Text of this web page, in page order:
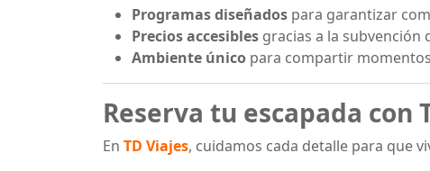
Programas diseñados para garantizar
Precios accesibles gracias a la subvención
Ambiente único para compartir
Reserva tu escapada con
En TD Viajes, cuidamos cada detalle para que